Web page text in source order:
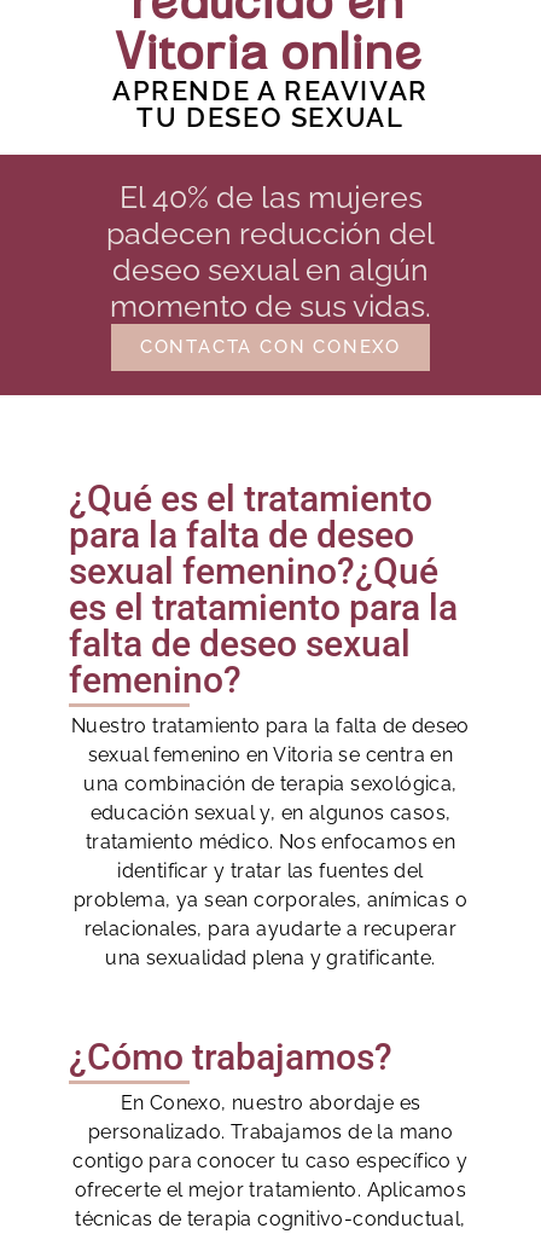
Vitoria online
APRENDE A REAVIVAR
TU DESEO SEXUAL
El 40% de las mujeres
padecen reducción del
deseo sexual en algún
momento de sus vidas.
CONTACTA CON CONEXO
¿Qué es el tratamiento
para la falta de deseo
sexual femenino?¿Qué
es el tratamiento para la
falta de deseo sexual
femenino?
Nuestro tratamiento para la falta de deseo
sexual femenino en Vitoria se centra en
una combinación de terapia sexológica,
educación sexual y, en algunos casos,
tratamiento médico. Nos enfocamos en
identificar y tratar las fuentes del
problema, ya sean corporales, anímicas o
relacionales, para ayudarte a recuperar
una sexualidad plena y gratificante.
¿Cómo trabajamos?
En Conexo, nuestro abordaje es
personalizado. Trabajamos de la mano
contigo para conocer tu caso específico y
ofrecerte el mejor tratamiento. Aplicamos
técnicas de terapia cognitivo-conductual,